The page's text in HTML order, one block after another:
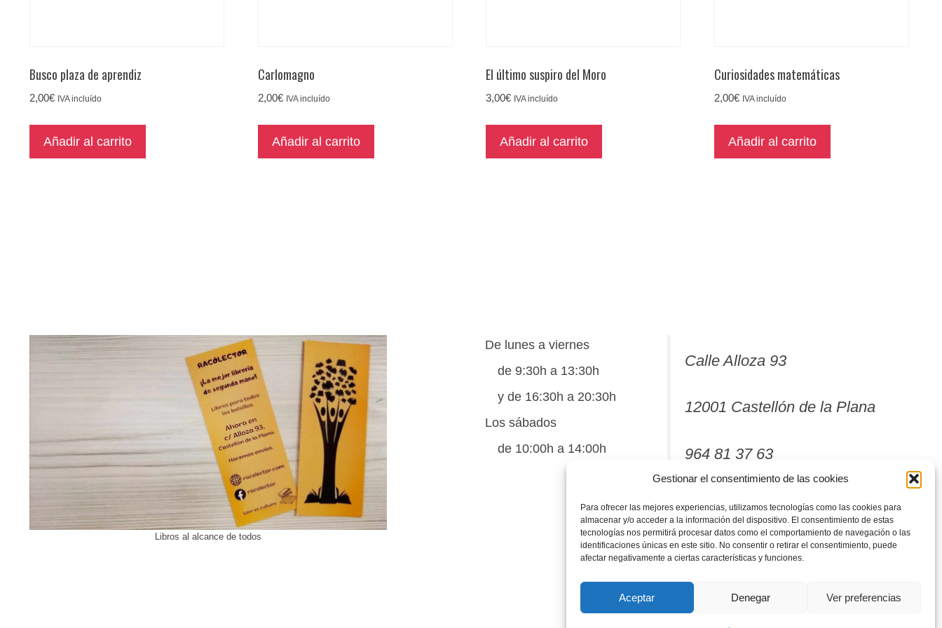
Gestionar el consentimiento de las cookies
Para ofrecer las mejores experiencias, utilizamos tecnologías como las cookies para
almacenar y/o acceder a la información del dispositivo. El consentimiento de estas
tecnologías nos permitirá procesar datos como el comportamiento de navegación o las
identificaciones únicas en este sitio. No consentir o retirar el consentimiento, puede
afectar negativamente a ciertas características y funciones.
Aceptar Denegar Ver preferencias
Busco plaza de aprendiz
2,00€ IVA incluído
Añadir al carrito
Carlomagno
2,00€ IVA incluído
Añadir al carrito
El último suspiro del Moro
3,00€ IVA incluído
Añadir al carrito
Curiosidades matemáticas
2,00€ IVA incluído
Añadir al carrito
Libros al alcance de todos
De lunes a viernes
de 9:30h a 13:30h
y de 16:30h a 20:30h
Los sábados
de 10:00h a 14:00h
Calle Alloza 93
12001 Castellón de la Plana
964 81 37 63